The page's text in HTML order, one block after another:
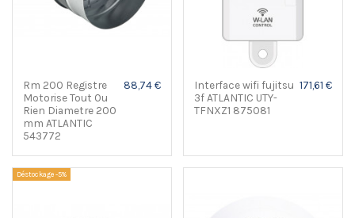
Rm 200 Registre
Motorise Tout Ou
Rien Diametre 200
mm ATLANTIC
543772
88,74 €
Interface wifi fujitsu
3f ATLANTIC UTY-
TFNXZ1 875081
171,61 €
Déstockage -5%